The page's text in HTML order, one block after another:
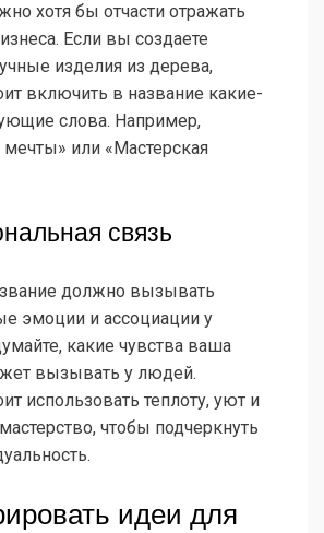
хотя бы отчасти отражать
Если вы создаете
изделия из дерева,
включить в название какие-
слова. Например,
или «Мастерская
связь
должно вызывать
эмоции и ассоциации у
какие чувства ваша
вызывать у людей.
использовать теплоту, уют и
чтобы подчеркнуть
идеи для